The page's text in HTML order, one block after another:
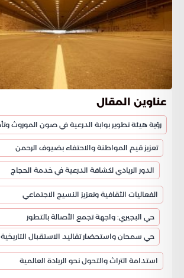
عناوين المقال
تعزيز قيم المواطنة والاحتفاء بضيوف الرحمن
الدور الريادي لكشافة الدرعية في خدمة الحجاج
الفعاليات الثقافية وتعزيز النسيج الاجتماعي
حي البجيري: واجهة تجمع الأصالة بالتطور
حي سمحان واستحضار تقاليد الاستقبال التاريخية
استدامة التراث والتحول نحو الريادة العالمية